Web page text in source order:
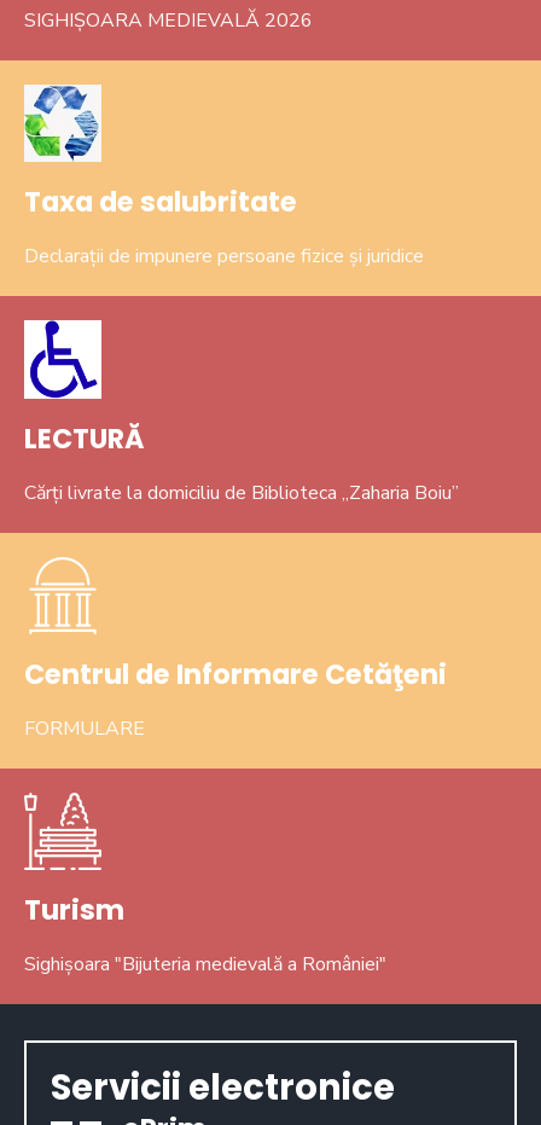
SIGHIȘOARA MEDIEVALĂ 2026
Taxa de salubritate
Declarații de impunere persoane fizice și juridice
LECTURĂ
Cărți livrate la domiciliu de Biblioteca „Zaharia Boiu”
Centrul de Informare Cetăţeni
FORMULARE
Turism
Sighișoara "Bijuteria medievală a României"
Servicii electronice